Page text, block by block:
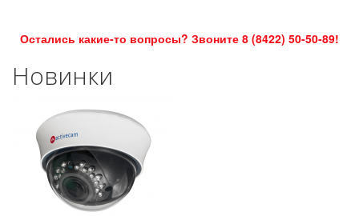
Остались какие-то вопросы? Звоните 8 (8422) 50-50-89!
Новинки